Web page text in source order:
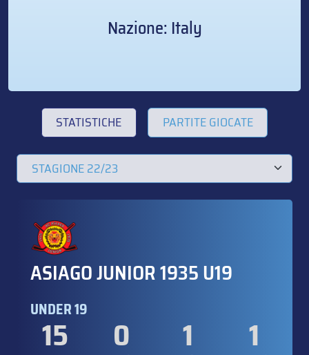
Nazione: Italy
STATISTICHE PARTITE GIOCATE
ASIAGO JUNIOR 1935 U19
UNDER 19
15 0 1 1